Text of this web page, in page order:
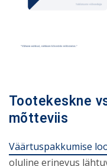
Tootekeskne
mõtteviis
Väärtuspakkumise
oluline erinevus